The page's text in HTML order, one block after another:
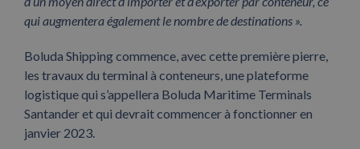
qui augmentera également le nombre de destinations ».
Boluda Shipping commence, avec cette première pierre,
les travaux du terminal à conteneurs, une plateforme
logistique qui s’appellera Boluda Maritime Terminals
Santander et qui devrait commencer à fonctionner en
janvier 2023.